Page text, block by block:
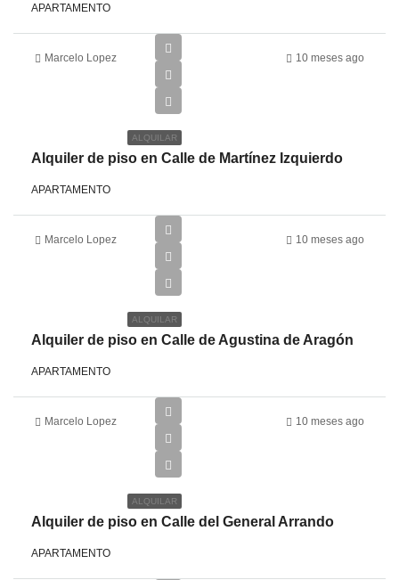
APARTAMENTO
Marcelo Lopez 10 meses ago
ALQUILAR
Alquiler de piso en Calle de Martínez Izquierdo
APARTAMENTO
Marcelo Lopez 10 meses ago
ALQUILAR
Alquiler de piso en Calle de Agustina de Aragón
APARTAMENTO
Marcelo Lopez 10 meses ago
ALQUILAR
Alquiler de piso en Calle del General Arrando
APARTAMENTO